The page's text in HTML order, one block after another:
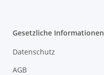
Gesetzliche Informationen
Datenschutz
AGB